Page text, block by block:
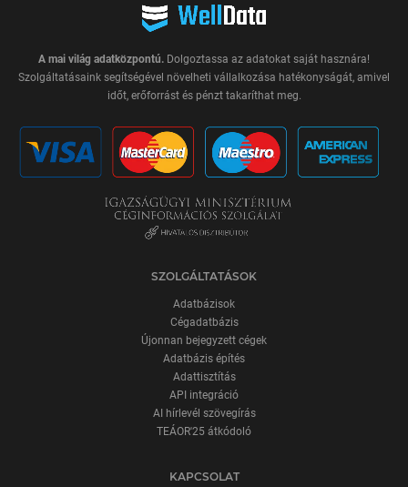
A mai világ adatközpontú. Dolgoztassa az adatokat saját hasznára!
Szolgáltatásaink segítségével növelheti vállalkozása hatékonyságát, amivel
időt, erőforrást és pénzt takaríthat meg.
SZOLGÁLTATÁSOK
Adatbázisok
Cégadatbázis
Újonnan bejegyzett cégek
Adatbázis építés
Adattisztítás
API integráció
AI hírlevél szövegírás
TEÁOR'25 átkódoló
KAPCSOLAT